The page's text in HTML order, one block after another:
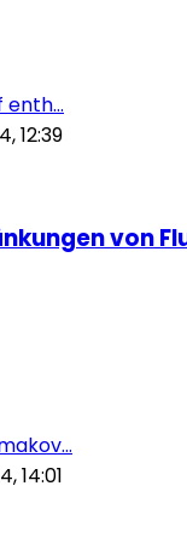
enth…
12:39
von
14:01